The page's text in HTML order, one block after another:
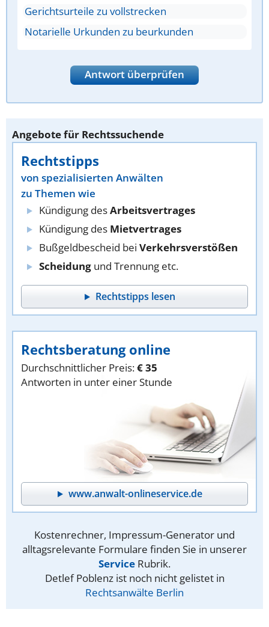
Gerichtsurteile zu vollstrecken
Notarielle Urkunden zu beurkunden
Antwort überprüfen
Angebote für Rechtssuchende
Rechtstipps
von spezialisierten Anwälten
zu Themen wie
Kündigung desArbeitsvertrages
Kündigung des Mietvertrages
Bußgeldbescheid bei Verkehrsverstößen
Scheidung und Trennung etc.
Rechtstipps lesen
Rechtsberatung online
Durchschnittlicher Preis:€ 35
Antworten in unter einer Stunde
www.anwalt-onlineservice.de
Kostenrechner, Impressum-Generator und
alltagsrelevante Formulare finden Sie in unserer
Service Rubrik.
Detlef Poblenz ist noch nicht gelistet in
Rechtsanwälte Berlin